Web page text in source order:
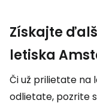
Získajte
letiska
Či už prilietate na
odlietate, pozrite